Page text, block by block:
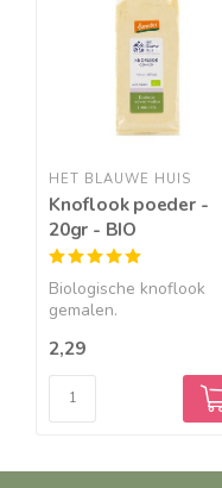
HET BLAUWE HUIS
Knoflook poeder -
20gr - BIO
Biologische knoflook
gemalen.
2,29